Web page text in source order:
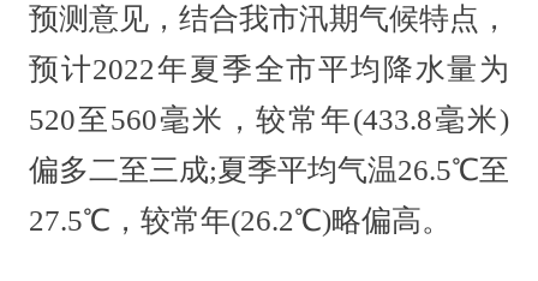
预测意见，结合我市汛期气候特点，
预计2022年夏季全市平均降水量为
520至560毫米，较常年(433.8毫米)
偏多二至三成;夏季平均气温26.5℃至
27.5℃，较常年(26.2℃)略偏高。